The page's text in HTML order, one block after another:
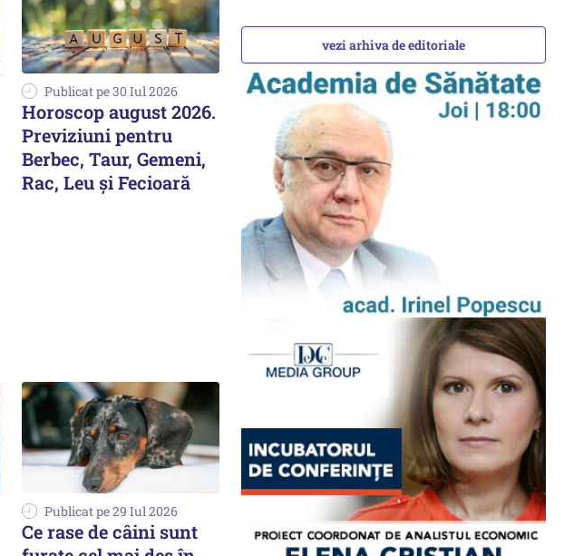
Publicat pe 30 Iul 2026
Horoscop august 2026.
Previziuni pentru
Berbec, Taur, Gemeni,
Rac, Leu și Fecioară
Publicat pe 29 Iul 2026
Ce rase de câini sunt
vezi arhiva de editoriale